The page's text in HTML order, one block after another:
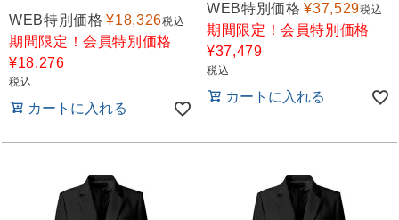
WEB特別価格 ¥18,326税込
期間限定！会員特別価格
¥18,276
税込
カートに入れる
WEB特別価格 ¥37,529税込
期間限定！会員特別価格
¥37,479
税込
カートに入れる